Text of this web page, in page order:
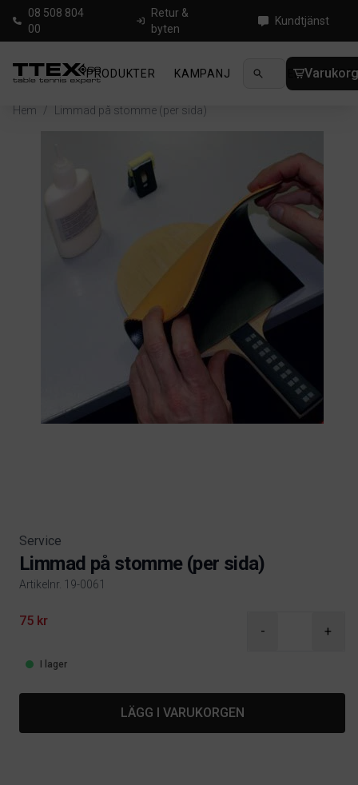
08 508 804
00
Retur &
byten
Kundtjänst
PRODUKTER KAMPANJ NYHETER
Hem / Limmad på stomme (per sida)
Service
Limmad på stomme (per sida)
Artikelnr. 19-0061
Product information
75 kr
- +
I lager
LÄGG I VARUKORGEN